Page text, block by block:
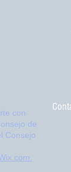
con
de
Consejo